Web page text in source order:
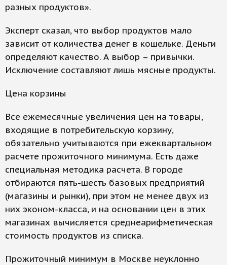
разных продуктов».
Эксперт сказал, что выбор продуктов мало
зависит от количества денег в кошельке. Деньги
определяют качество. А выбор – привычки.
Исключение составляют лишь мясные продукты.
Цена корзины
Все ежемесячные увеличения цен на товары,
входящие в потребительскую корзину,
обязательно учитываются при ежеквартальном
расчете прожиточного минимума. Есть даже
специальная методика расчета. В городе
отбираются пять-шесть базовых предприятий
(магазины и рынки), при этом не менее двух из
них эконом-класса, и на основании цен в этих
магазинах вычисляется среднеарифметическая
стоимость продуктов из списка.
Прожиточный минимум в Москве неуклонно